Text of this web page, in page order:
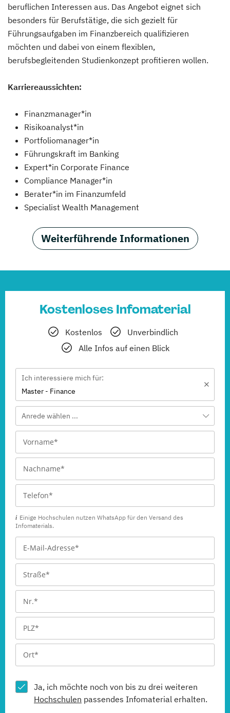
beruflichen Interessen aus. Das Angebot eignet sich
besonders für Berufstätige, die sich gezielt für
Führungsaufgaben im Finanzbereich qualifizieren
möchten und dabei von einem flexiblen,
berufsbegleitenden Studienkonzept profitieren wollen.
Karriereaussichten:
Finanzmanager*in
Risikoanalyst*in
Portfoliomanager*in
Führungskraft im Banking
Expert*in Corporate Finance
Compliance Manager*in
Berater*in im Finanzumfeld
Specialist Wealth Management
Weiterführende Informationen
Kostenloses Infomaterial
Kostenlos
Unverbindlich
Alle Infos auf einen Blick
Ich interessiere mich für:
Master - Finance
Anrede wählen ...
Einige Hochschulen nutzen WhatsApp für den Versand des
Infomaterials.
Ja, ich möchte noch von bis zu drei weiteren
Hochschulen passendes Infomaterial erhalten.